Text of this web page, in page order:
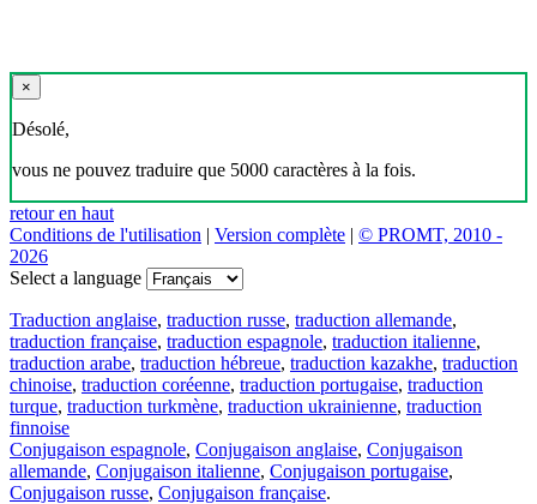
×
Désolé,
vous ne pouvez traduire que 5000 caractères à la fois.
retour en haut
Conditions de l'utilisation | Version complète | © PROMT, 2010 -
2026
Select a language
Traduction anglaise, traduction russe, traduction allemande,
traduction française, traduction espagnole, traduction italienne,
traduction arabe, traduction hébreue, traduction kazakhe, traduction
chinoise, traduction coréenne, traduction portugaise, traduction
turque, traduction turkmène, traduction ukrainienne, traduction
finnoise
Conjugaison espagnole, Conjugaison anglaise, Conjugaison
allemande, Conjugaison italienne, Conjugaison portugaise,
Conjugaison russe, Conjugaison française.